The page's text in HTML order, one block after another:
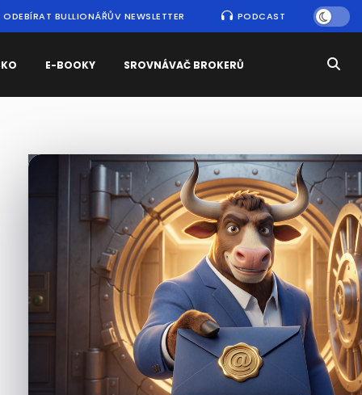
ODEBÍRAT BULLIONÁŘŮV NEWSLETTER PODCAST
E-BOOKY SROVNÁVAČ BROKERŮ
Nejčtenějšízprávy